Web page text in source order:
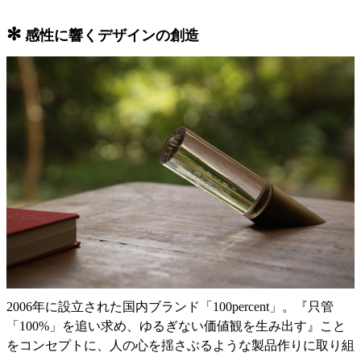
✻ 感性に響くデザインの創造
2006年に設立された国内ブランド「100percent」。『只管
「100%」を追い求め、ゆるぎない価値観を生み出す』こと
をコンセプトに、人の心を揺さぶるような製品作りに取り組